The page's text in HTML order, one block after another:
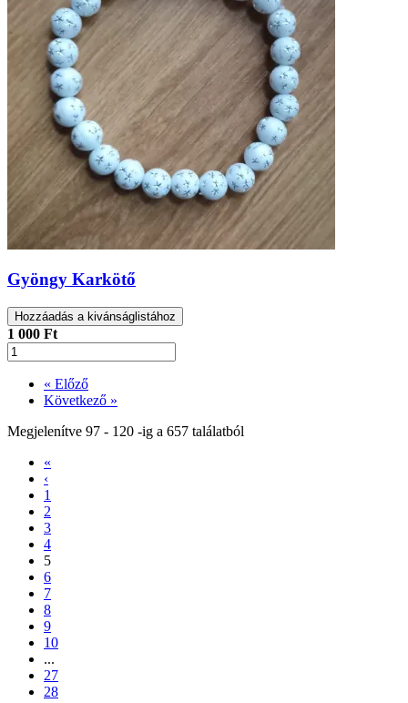
Gyöngy Karkötő
Hozzáadás a kivánságlistához
1 000 Ft
« Előző
Következő »
Megjelenítve 97 - 120 -ig a 657 találatból
«
‹
1
2
3
4
5
6
7
8
9
10
...
27
28